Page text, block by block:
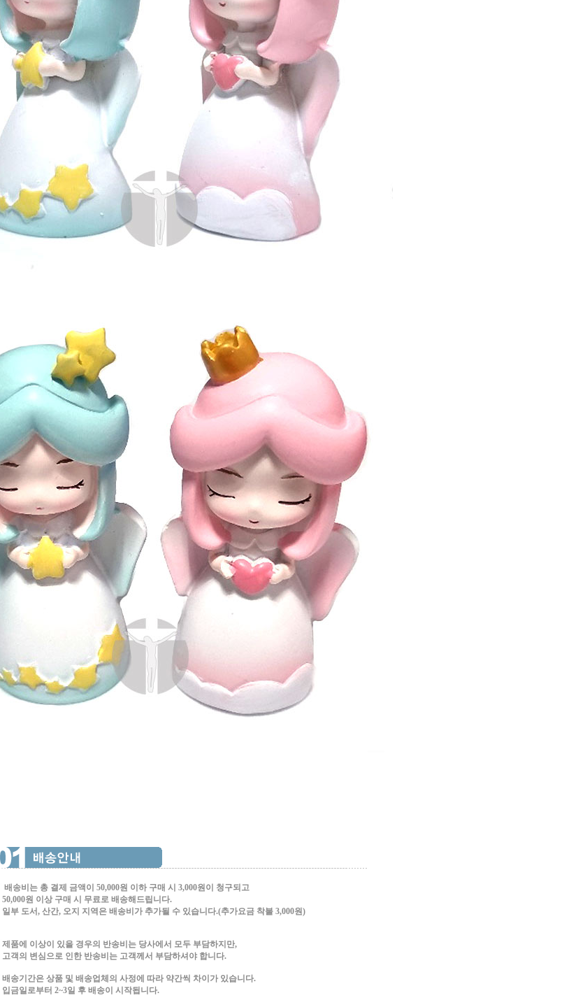
배송비는 총 결제 금액이 50,000원 이하 구매 시 3,000원이 청구되고
50,000원 이상 구매 시 무료로 배송해드립니다.
일부 도서, 산간, 오지 지역은 배송비가 추가될 수 있습니다.(추가요금 착불 3,000원)
제품에 이상이 있을 경우의 반송비는 당사에서 모두 부담하지만,
고객의 변심으로 인한 반송비는 고객께서 부담하셔야 합니다.
배송기간은 상품 및 배송업체의 사정에 따라 약간씩 차이가 있습니다.
입금일로부터 2~3일 후 배송이 시작됩니다.